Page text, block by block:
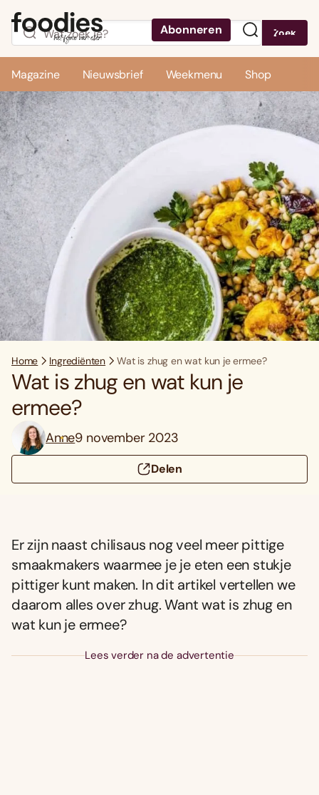
Abonneren Zoek
Magazine Nieuwsbrief Weekmenu Shop
Home Ingrediënten Wat is zhug en wat kun je ermee?
Wat is zhug en wat kun je
ermee?
Anne9 november 2023
Delen
Er zijn naast chilisaus nog veel meer pittige
smaakmakers waarmee je je eten een stukje
pittiger kunt maken. In dit artikel vertellen we
daarom alles over zhug. Want wat is zhug en
wat kun je ermee?
Lees verder na de advertentie